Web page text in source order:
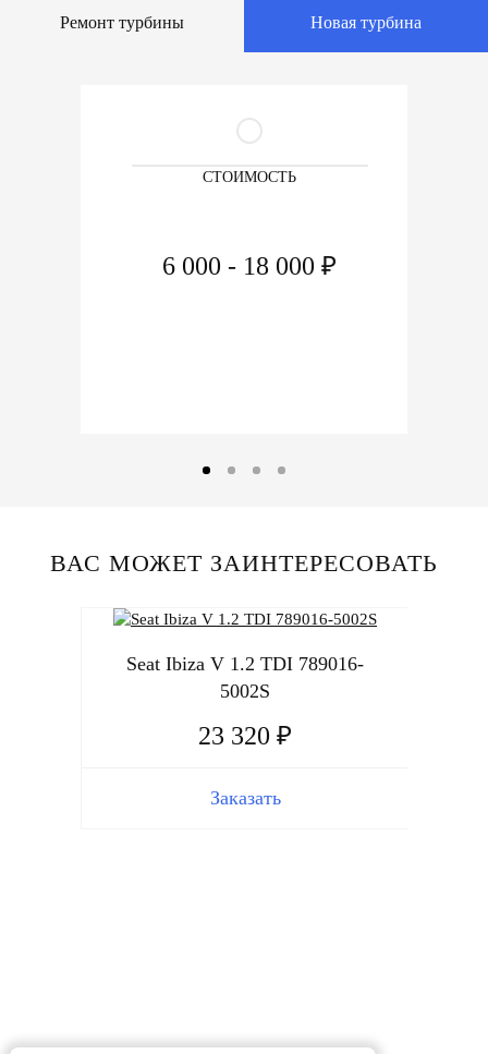
Ремонт турбины Новая турбина
СТОИМОСТЬ
6 000 - 18 000 ₽
ВАС МОЖЕТ ЗАИНТЕРЕСОВАТЬ
Seat Ibiza V 1.2 TDI 789016-
5002S
23 320 ₽
Заказать